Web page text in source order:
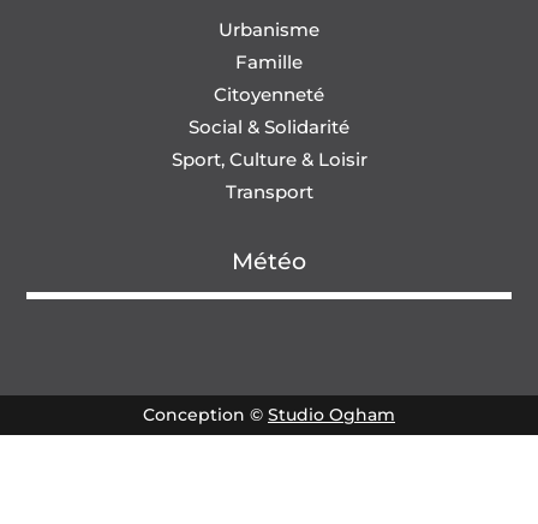
Urbanisme
Famille
Citoyenneté
Social & Solidarité
Sport, Culture & Loisir
Transport
Météo
Conception © Studio Ogham